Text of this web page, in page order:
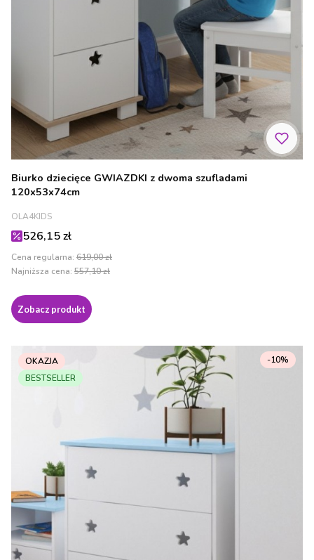
Biurko dziecięce GWIAZDKI z dwoma szufladami
120x53x74cm
PRODUCENT
OLA4KIDS
Cena promocyjna
526,15 zł
Cena regularna: 619,00 zł
Najniższa cena: 557,10 zł
Zobacz produkt
OKAZJA
BESTSELLER
-10%